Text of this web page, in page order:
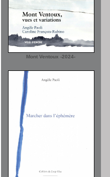
Mont Ventoux -2024-